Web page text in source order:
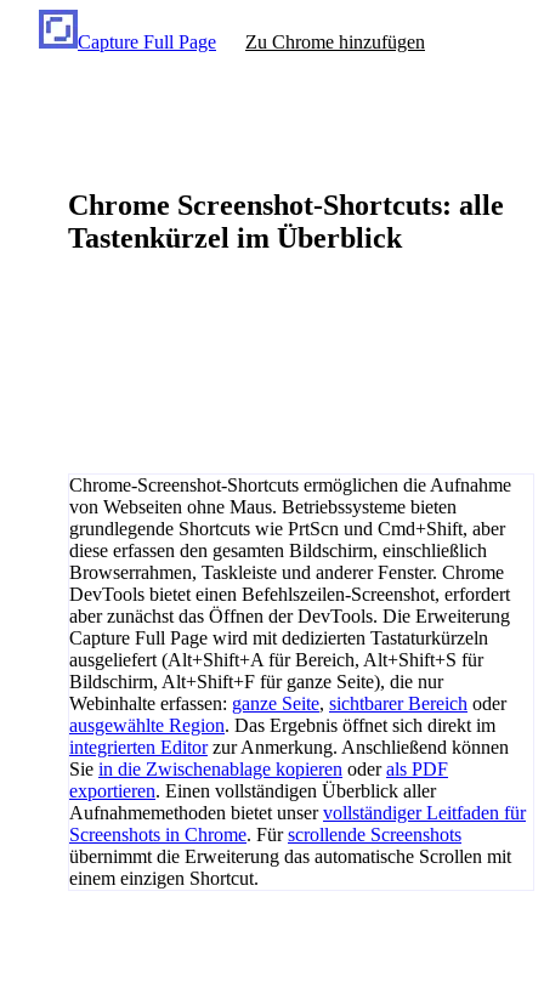
Capture Full Page Zu Chrome hinzufügen
Chrome Screenshot-Shortcuts: alle
Tastenkürzel im Überblick
Chrome-Screenshot-Shortcuts ermöglichen die Aufnahme
von Webseiten ohne Maus. Betriebssysteme bieten
grundlegende Shortcuts wie PrtScn und Cmd+Shift, aber
diese erfassen den gesamten Bildschirm, einschließlich
Browserrahmen, Taskleiste und anderer Fenster. Chrome
DevTools bietet einen Befehlszeilen-Screenshot, erfordert
aber zunächst das Öffnen der DevTools. Die Erweiterung
Capture Full Page wird mit dedizierten Tastaturkürzeln
ausgeliefert (Alt+Shift+A für Bereich, Alt+Shift+S für
Bildschirm, Alt+Shift+F für ganze Seite), die nur
Webinhalte erfassen: ganze Seite, sichtbarer Bereich oder
ausgewählte Region. Das Ergebnis öffnet sich direkt im
integrierten Editorzur Anmerkung. Anschließend können
Sie in die Zwischenablage kopieren oderals PDF
exportieren. Einen vollständigen Überblick aller
Aufnahmemethoden bietet unservollständiger Leitfaden für
Screenshots in Chrome. Fürscrollende Screenshots
übernimmt die Erweiterung das automatische Scrollen mit
einem einzigen Shortcut.